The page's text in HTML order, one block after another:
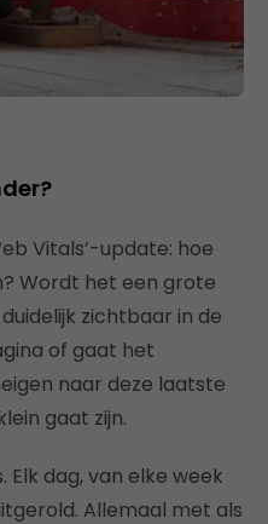
Vitals’-update: hoe
Wordt het een grote
zichtbaar in de
of gaat het
naar deze laatste
gaat zijn.
dag, van elke week
Allemaal met als